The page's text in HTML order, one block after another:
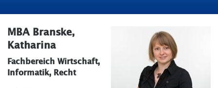
MBA Branske,
Katharina
Fachbereich Wirtschaft,
Informatik, Recht